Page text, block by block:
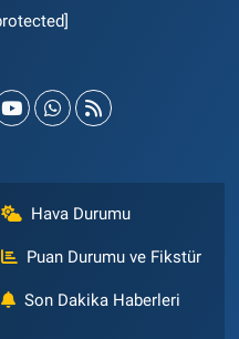
Hava Durumu
Puan Durumu ve Fikstür
Son Dakika Haberleri